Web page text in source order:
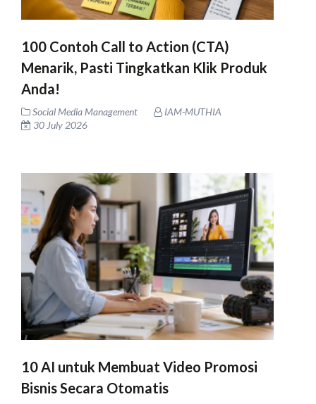
100 Contoh Call to Action (CTA)
Menarik, Pasti Tingkatkan Klik Produk
Anda!
Social Media Management
IAM-MUTHIA
30 July 2026
10 AI untuk Membuat Video Promosi
Bisnis Secara Otomatis